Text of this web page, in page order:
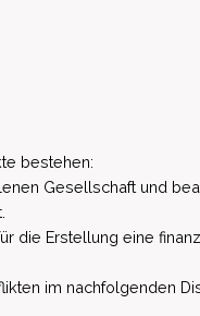
bestehen:
Gesellschaft und
Erstellung eine
im nachfolgenden